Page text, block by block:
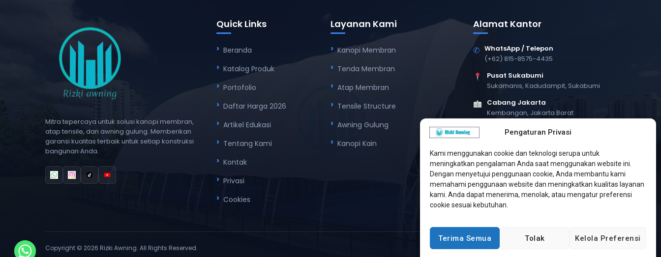
Pengaturan Privasi
Kami menggunakan cookie dan teknologi serupa untuk
meningkatkan pengalaman Anda saat menggunakan website ini.
Dengan menyetujui penggunaan cookie, Anda membantu kami
memahami penggunaan website dan meningkatkan kualitas layanan
kami. Anda dapat menerima, menolak, atau mengatur preferensi
cookie sesuai kebutuhan.
Terima Semua Tolak Kelola Preferensi
Mitra tepercaya untuk solusi kanopi membran,
atap tensile, dan awning gulung. Memberikan
garansi kualitas terbaik untuk setiap konstruksi
bangunan Anda.
Quick Links
Beranda
Katalog Produk
Portofolio
Daftar Harga 2026
Artikel Edukasi
Tentang Kami
Kontak
Privasi
Cookies
Layanan Kami
Kanopi Membran
Tenda Membran
Atap Membran
Tensile Structure
Awning Gulung
Kanopi Kain
Alamat Kantor
✆ WhatsApp / Telepon
(+62) 815-8575-4435
Pusat Sukabumi
Sukamanis, Kadudampit, Sukabumi
Cabang Jakarta
Kembangan, Jakarta Barat
Workshop Bintaro
Copyright © 2026 Rizki Awning. All Rights Reserved.